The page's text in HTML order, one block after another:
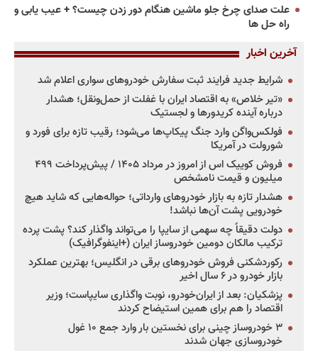
علت صدای چرخ جلو ماشین هنگام دور زدن چیست؟ + عیب یابی و
راه حل ها
آخرین اخبار
شرایط جدید فرایند ثبت سفارش خودروهای سواری اعلام شد
«تیر خلاص» به اقتصاد ایران با غفلت از حمل‌ونقل؛ هشدار
درباره آینده کریدورها و لجستیک
فولکس‌واگن وارد جنگ پیکاپ‌ها می‌شود؛ رقیب تازه برای فورد و
شورولت در آمریکا
فروش کوییک اس از امروز در مرداد ۱۴۰۵ / پیش‌پرداخت ۴۹۹
میلیون و قیمت نامشخص
هشدار تازه به بازار خودروهای وارداتی؛ حواله‌هایی که شاید هیچ
خودرویی پشت آن‌ها نباشد!
دولت دقیقاً چه سهمی از سایپا را می‌تواند واگذار کند؟ پشت پرده
ترکیب مالکان دومین خودروساز ایران (+اینفوگرافیک)
رکوردشکنی فروش خودروهای برقی در انگلیس؛ بهترین عملکرد
بازار خودرو در ۶ سال اخیر
پزشکیان: بعد از ایران‌خودرو، نوبت واگذاری سایپاست؛ وزیر
اقتصاد را هم برای همین استیضاح کردند
۳ خودروساز چینی برای نخستین بار وارد جمع ۱۰ غول
خودروسازی جهان شدند